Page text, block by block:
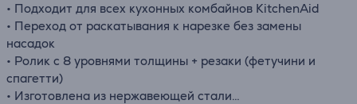
• Подходит для всех кухонных комбайнов KitchenAid
• Переход от раскатывания к нарезке без замены
насадок
• Ролик с 8 уровнями толщины + резаки (фетучини и
спагетти)
• Изготовлена из нержавеющей стали